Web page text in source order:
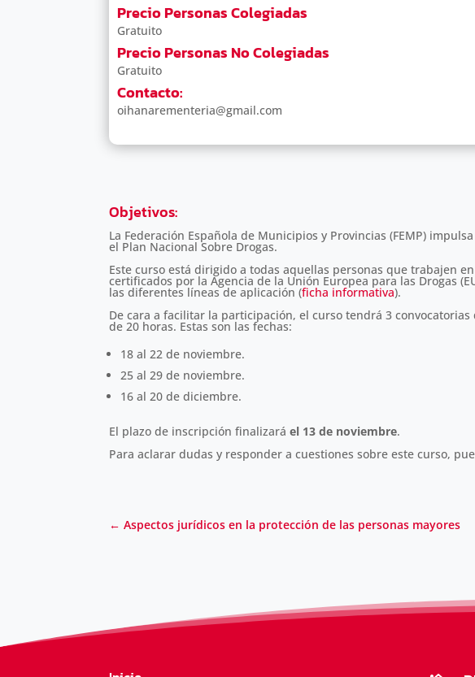
Precio Personas Colegiadas
Gratuito
Precio Personas No Colegiadas
Gratuito
Contacto:
oihanarementeria@gmail.com
Objetivos:
La Federación Española de Municipios y Provincias (FEMP)
el Plan Nacional Sobre Drogas.
Este curso está dirigido a todas aquellas personas que trabajen
certificados por la Agencia de la Unión Europea para las Drogas
las diferentes líneas de aplicación (ficha informativa).
De cara a facilitar la participación, el curso tendrá 3
de 20 horas. Estas son las fechas:
18 al 22 de noviembre.
25 al 29 de noviembre.
16 al 20 de diciembre.
El plazo de inscripción finalizaráel 13 de noviembre.
Para aclarar dudas y responder a cuestiones sobre este curso,
←Aspectos jurídicos en la protección de las personas mayores